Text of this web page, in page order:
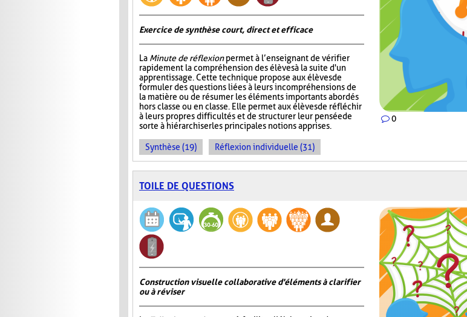
0
Exercice de synthèse court, direct et efficace
La Minute de réflexionpermet à l’enseignant de vérifier
rapidement la compréhension des élèves à la suite d'un
apprentissage. Cette technique propose aux élèves de
formuler des questions liées à leurs incompréhensions de
la matière ou de résumer les éléments importants abordés
hors classe ou en classe. Elle permet aux élèves de réfléchir
à leurs propres difficultés et de structurer leur pensée de
sorte à hiérarchiser les principales notions apprises.
Synthèse (19) Réflexion individuelle (31)
TOILE DE QUESTIONS
Construction visuelle collaborative d'éléments à clarifier
ou à réviser